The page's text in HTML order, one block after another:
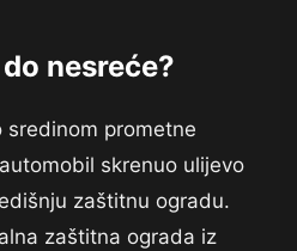
nesreće?
sredinom prometne
skrenuo ulijevo
zaštitnu ogradu.
zaštitna ograda iz